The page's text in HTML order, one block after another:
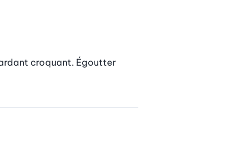
croquant. Égoutter